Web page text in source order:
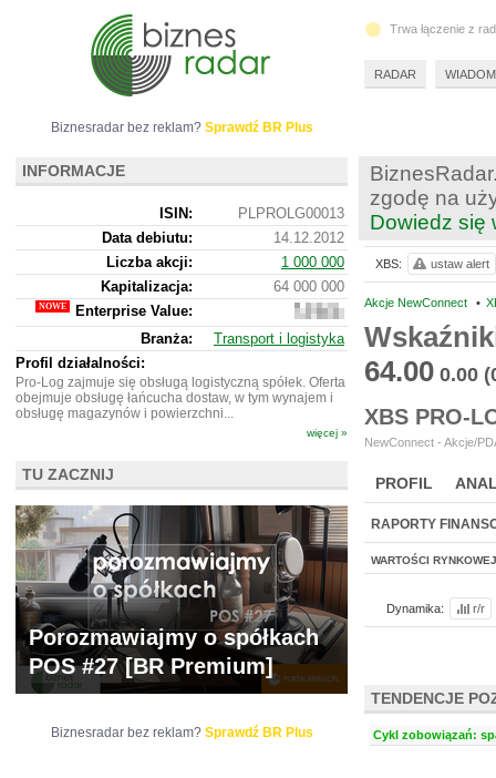
zgodę na
Dowiedz się
Akcje NewConnect •
64.00 0.00
XBS PRO-
NewConnect - Akcje/
PROFIL
BR LAB
RAPORTY
WARTOŚCI RYNKOWEJ
Dynamika: r/r
TENDENCJE
Cykl zobowiązań:
XBS: ustaw alert
Biznesradar bez reklam? Sprawdź BR Plus
INFORMACJE
ISIN:
PLPROLG00013
Data debiutu:
14.12.2012
Liczba akcji:
1 000 000
Kapitalizacja:
64 000 000
Enterprise Value:
61
929
000
Branża:
Transport i logistyka
Profil działalności:
Pro-Log zajmuje się obsługą logistyczną spółek. Oferta
obejmuje obsługę łańcucha dostaw, w tym wynajem i
obsługę magazynów i powierzchni...
więcej »
TU ZACZNIJ
Porozmawiajmy o spółkach
POS #27 [BR Premium]
Biznesradar bez reklam? Sprawdź BR Plus
Trwa łączenie z
RADAR